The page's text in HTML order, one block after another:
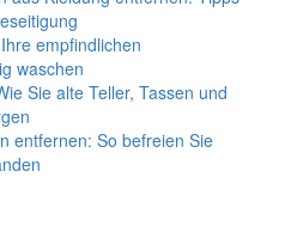
empfindlichen
waschen
Sie alte Teller, Tassen und
entfernen: So befreien Sie